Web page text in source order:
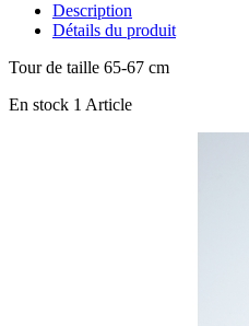
Description
Détails du produit
Tour de taille 65-67 cm
En stock 1 Article